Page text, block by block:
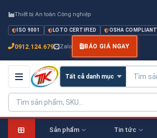
Thiết bị An toàn Công nghiệp
ISO 9001 LOTO CERTIFIED OSHA COMPLIANT
0912.124.679 Zalo BÁO GIÁ NGAY
Sản phẩm Tin tức